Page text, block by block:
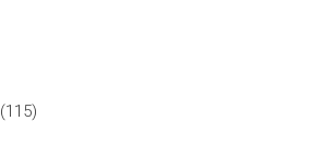
(115)